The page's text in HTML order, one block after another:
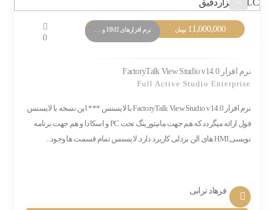
11,000,000 تومان
0
نرم افزار FactoryTalk View Studio v14.0
Full Active Studio Enterprise
نرم افزار FactoryTalk View Studio v14.0 با لایسنس *** این نسخه با لایسنس
فول ارائه میگردد که هم جهت مانیتورینگ تحت PC و اسکادا و هم جهت برنامه
نویسی HMI های الن بردلی کاربرد دارد. لایسنس تمام قسمت ها وجود...
فرهاد ترابی